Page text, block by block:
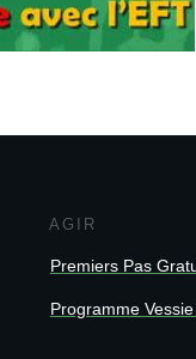
AGIR
Premiers Pas
Programme